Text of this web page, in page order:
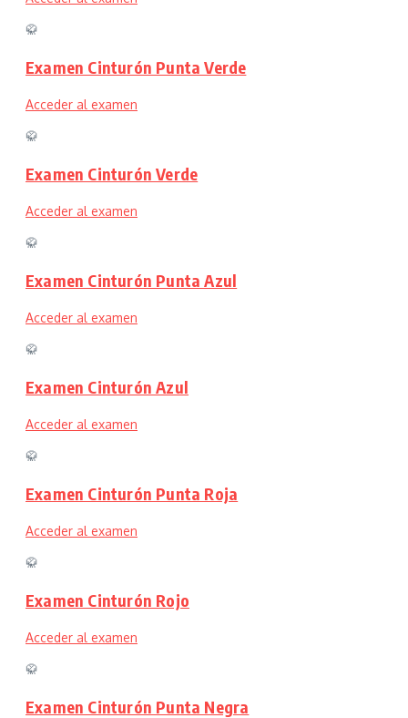
🥋
Examen Cinturón Punta Verde
Acceder al examen
🥋
Examen Cinturón Verde
Acceder al examen
🥋
Examen Cinturón Punta Azul
Acceder al examen
🥋
Examen Cinturón Azul
Acceder al examen
🥋
Examen Cinturón Punta Roja
Acceder al examen
🥋
Examen Cinturón Rojo
Acceder al examen
🥋
Examen Cinturón Punta Negra